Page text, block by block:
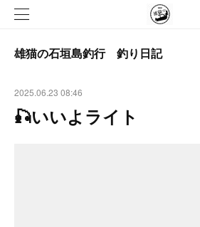
雄猫の石垣島釣行 釣り日記
2025.06.23 08:46
🎣いいよライト